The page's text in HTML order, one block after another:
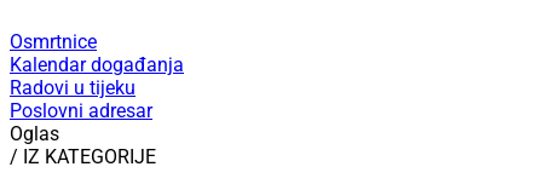
Osmrtnice
Kalendar događanja
Radovi u tijeku
Poslovni adresar
Oglas
/ IZ KATEGORIJE